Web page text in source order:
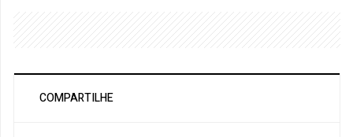
COMPARTILHE